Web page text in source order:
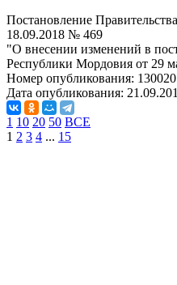
Постановление
18.09.2018 № 469
"О внесении изменений в
Республики Мордовия от 29
Номер опубликования:
Дата опубликования:
1 10 20 50 ВСЕ
1 2 3 4 ... 15